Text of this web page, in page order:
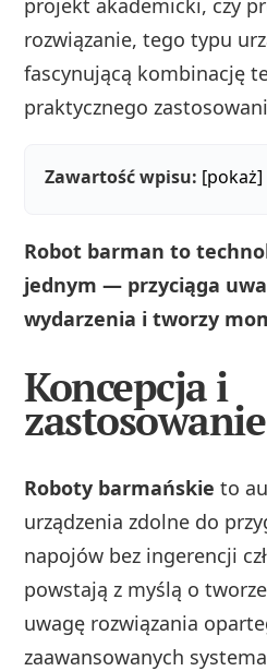
projekt akademicki, czy
rozwiązanie, tego typu
fascynującą kombinację
praktycznego
Zawartość wpisu: [pokaż]
Robot barman to
jednym — przyciąga
wydarzenia i tworzy
Koncepcja i
zastosowanie
Roboty barmańskie to
urządzenia zdolne do
napojów bez ingerencji
powstają z myślą o
uwagę rozwiązania
zaawansowanych